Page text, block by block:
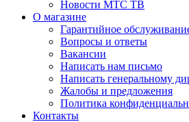
Новости МТС ТВ
О магазине
Гарантийное
Вопросы и ответы
Вакансии
Написать нам письмо
Написать генеральному
Жалобы и предложения
Политика
Контакты